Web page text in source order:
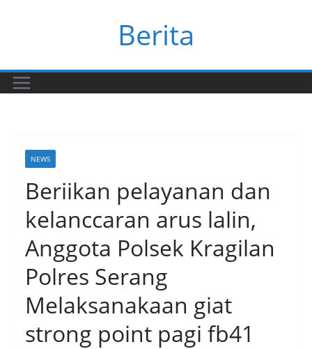
Berita
NEWS
Beriikan pelayanan dan
kelanccaran arus lalin,
Anggota Polsek Kragilan
Polres Serang
Melaksanakaan giat
strong point pagi fb41